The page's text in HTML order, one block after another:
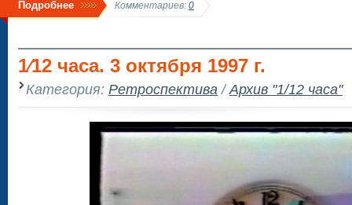
Подробнее Комментариев: 0
1⁄12 часа. 3 октября 1997 г.
Категория: Ретроспектива /Архив "1/12 часа"